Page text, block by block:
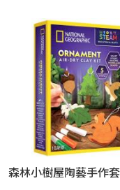
森林小樹屋陶藝手作